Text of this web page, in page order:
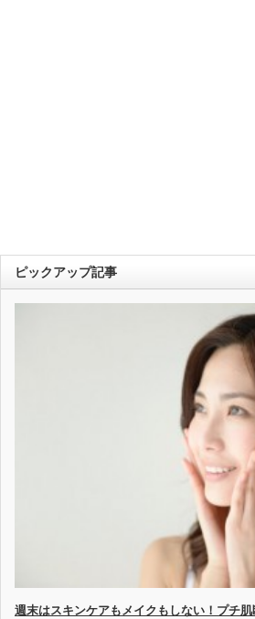
ピックアップ記事
週末はスキンケアもメイクもしない！プチ